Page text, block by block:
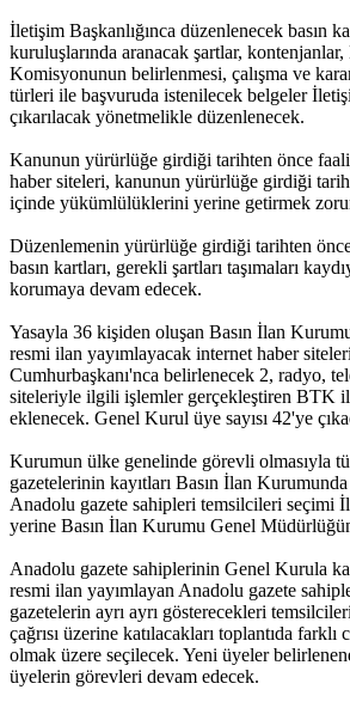
İletişim Başkanlığınca düzenlenecek basın
kuruluşlarında aranacak şartlar, kontenjanlar,
Komisyonunun belirlenmesi, çalışma ve
türleri ile başvuruda istenilecek belgeler
çıkarılacak yönetmelikle düzenlenecek.
Kanunun yürürlüğe girdiği tarihten önce
haber siteleri, kanunun yürürlüğe girdiği
içinde yükümlülüklerini yerine getirmek
Düzenlemenin yürürlüğe girdiği tarihten
basın kartları, gerekli şartları taşımaları
korumaya devam edecek.
Yasayla 36 kişiden oluşan Basın İlan
resmi ilan yayımlayacak internet haber
Cumhurbaşkanı'nca belirlenecek 2, radyo,
siteleriyle ilgili işlemler gerçekleştiren BTK
eklenecek. Genel Kurul üye sayısı 42'ye
Kurumun ülke genelinde görevli olmasıyla
gazetelerinin kayıtları Basın İlan
Anadolu gazete sahipleri temsilcileri seçimi
yerine Basın İlan Kurumu Genel
Anadolu gazete sahiplerinin Genel Kurula
resmi ilan yayımlayan Anadolu gazete
gazetelerin ayrı ayrı gösterecekleri
çağrısı üzerine katılacakları toplantıda
olmak üzere seçilecek. Yeni üyeler
üyelerin görevleri devam edecek.